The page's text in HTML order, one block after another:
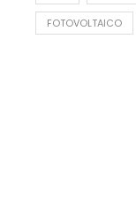
FOTOVOLTAICO